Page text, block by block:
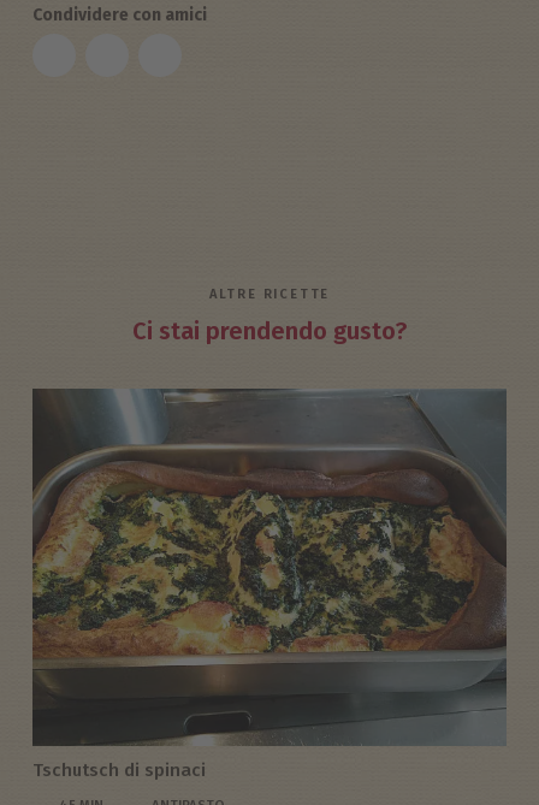
Condividere con amici
ALTRE RICETTE
Ci stai prendendo gusto?
Tschutsch di spinaci